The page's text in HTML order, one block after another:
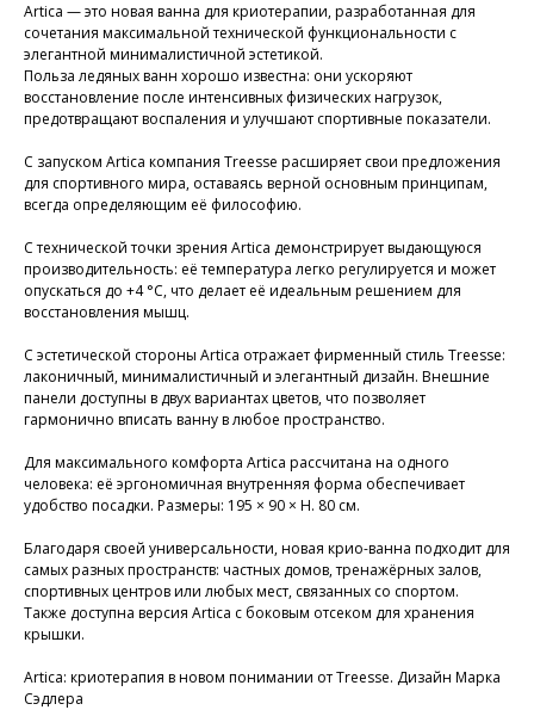
Artica — это новая ванна для криотерапии, разработанная для
сочетания максимальной технической функциональности с
элегантной минималистичной эстетикой.
Польза ледяных ванн хорошо известна: они ускоряют
восстановление после интенсивных физических нагрузок,
предотвращают воспаления и улучшают спортивные показатели.
С запуском Artica компания Treesse расширяет свои предложения
для спортивного мира, оставаясь верной основным принципам,
всегда определяющим её философию.
С технической точки зрения Artica демонстрирует выдающуюся
производительность: её температура легко регулируется и может
опускаться до +4 °C, что делает её идеальным решением для
восстановления мышц.
С эстетической стороны Artica отражает фирменный стиль Treesse:
лаконичный, минималистичный и элегантный дизайн. Внешние
панели доступны в двух вариантах цветов, что позволяет
гармонично вписать ванну в любое пространство.
Для максимального комфорта Artica рассчитана на одного
человека: её эргономичная внутренняя форма обеспечивает
удобство посадки. Размеры: 195 × 90 × H. 80 см.
Благодаря своей универсальности, новая крио-ванна подходит для
самых разных пространств: частных домов, тренажёрных залов,
спортивных центров или любых мест, связанных со спортом.
Также доступна версия Artica с боковым отсеком для хранения
крышки.
Artica: криотерапия в новом понимании от Treesse. Дизайн Марка
Сэдлера